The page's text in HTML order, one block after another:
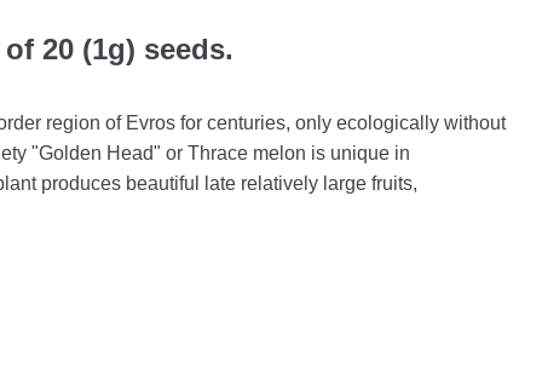
20 (1g) seeds.
region of Evros for centuries, only ecologically without
"Golden Head" or Thrace melon is unique in
produces beautiful late relatively large fruits,